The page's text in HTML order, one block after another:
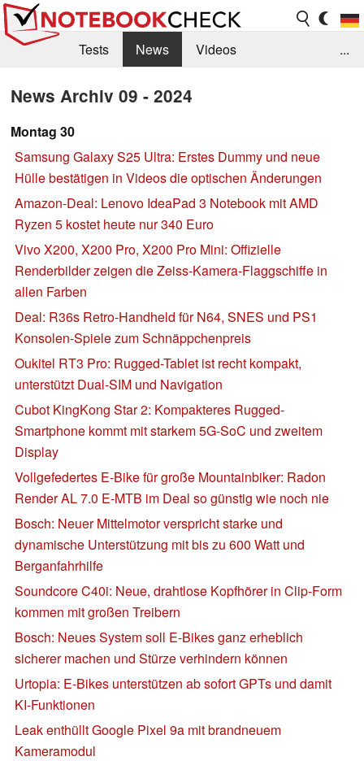
Tests News
Videos
Forum
...
News Archiv 09 - 2024
Montag 30
Samsung Galaxy S25 Ultra: Erstes Dummy und neue
Hülle bestätigen in Videos die optischen Änderungen
Amazon-Deal: Lenovo IdeaPad 3 Notebook mit AMD
Ryzen 5 kostet heute nur 340 Euro
Vivo X200, X200 Pro, X200 Pro Mini: Offizielle
Renderbilder zeigen die Zeiss-Kamera-Flaggschiffe in
allen Farben
Deal: R36s Retro-Handheld für N64, SNES und PS1
Konsolen-Spiele zum Schnäppchenpreis
Oukitel RT3 Pro: Rugged-Tablet ist recht kompakt,
unterstützt Dual-SIM und Navigation
Cubot KingKong Star 2: Kompakteres Rugged-
Smartphone kommt mit starkem 5G-SoC und zweitem
Display
Vollgefedertes E-Bike für große Mountainbiker: Radon
Render AL 7.0 E-MTB im Deal so günstig wie noch nie
Bosch: Neuer Mittelmotor verspricht starke und
dynamische Unterstützung mit bis zu 600 Watt und
Berganfahrhilfe
Soundcore C40i: Neue, drahtlose Kopfhörer in Clip-Form
kommen mit großen Treibern
Bosch: Neues System soll E-Bikes ganz erheblich
sicherer machen und Stürze verhindern können
Urtopia: E-Bikes unterstützen ab sofort GPTs und damit
KI-Funktionen
Leak enthüllt Google Pixel 9a mit brandneuem
Kameramodul